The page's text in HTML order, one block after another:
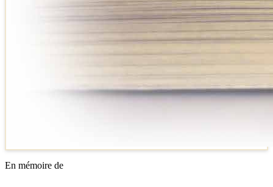
En mémoire de